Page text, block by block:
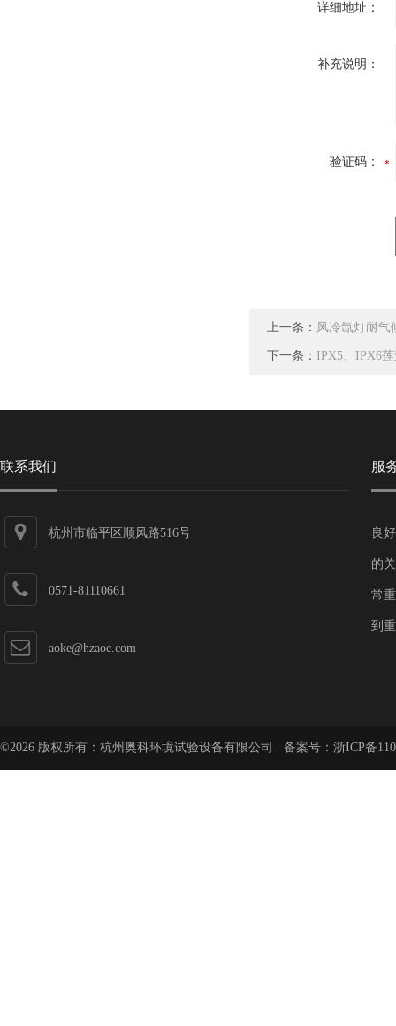
详细地址：
补充说明：
验证码：
上一条： 风冷氙灯耐气
下一条： IPX5、IPX6
联系我们
杭州市临平区顺风路516号
0571-81110661
aoke@hzaoc.com
服
良
的
常
到
©2026 版权所有：杭州奥科环境试验设备有限公司 备案号： 浙ICP备